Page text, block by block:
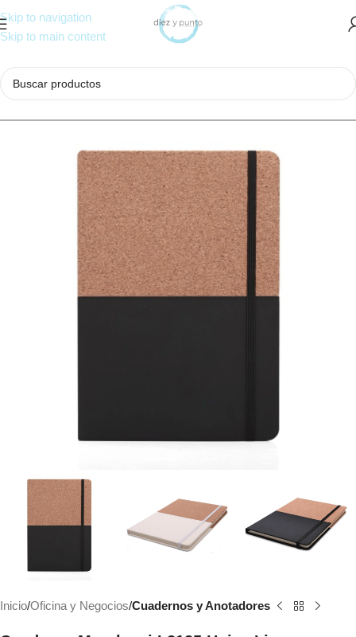
Skip to navigation
Skip to main content
Inicio Oficina y Negocios Cuadernos y Anotadores